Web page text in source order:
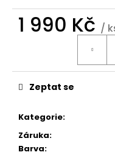
1 990 Kč /
Kategorie:
Záruka:
Barva:
Zeptat se
-
SVĚTLE
MODRÉ
Kč